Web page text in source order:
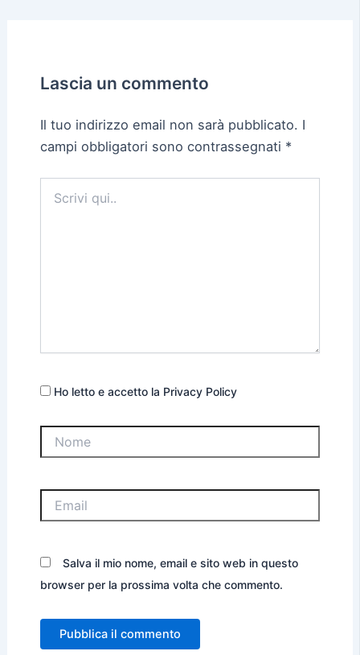
Lascia un commento
Il tuo indirizzo email non sarà pubblicato. I
campi obbligatori sono contrassegnati *
qui..
Ho letto e accetto la Privacy Policy
Salva il mio nome, email e sito web in questo
browser per la prossima volta che commento.